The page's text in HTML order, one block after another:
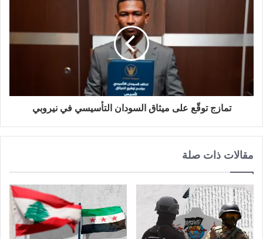
تمازج توقّع على ميثاق السودان التأسيسي في نيروبي
مقالات ذات صلة